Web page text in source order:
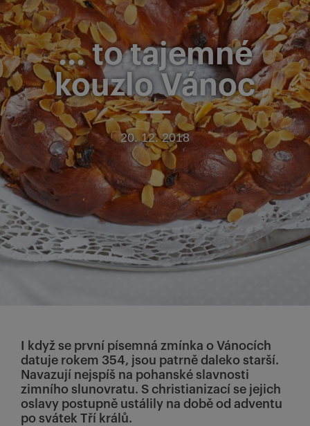
... to tajemné
kouzlo Vánoc
20. 12. 2018
I když se první písemná zmínka o Vánocích
datuje rokem 354, jsou patrně daleko starší.
Navazují nejspíš na pohanské slavnosti
zimního slunovratu. S christianizací se jejich
oslavy postupně ustálily na době od adventu
po svátek Tří králů.